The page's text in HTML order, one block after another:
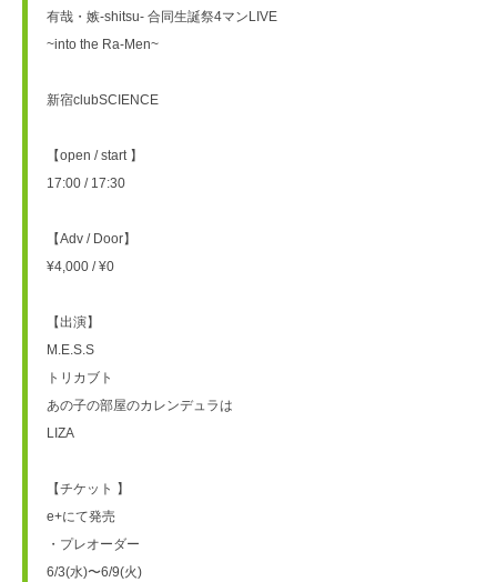
有哉・嫉-shitsu- 合同生誕祭4マンLIVE
~into the Ra-Men~
新宿clubSCIENCE
【open / start 】
17:00 / 17:30
【Adv / Door】
¥4,000 / ¥0
【出演】
M.E.S.S
トリカブト
あの子の部屋のカレンデュラは
LIZA
【チケット 】
e+にて発売
・プレオーダー
6/3(水)〜6/9(火)